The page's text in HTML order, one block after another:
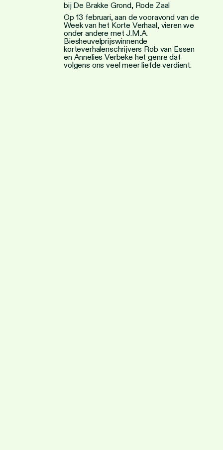
bij De Brakke Grond, Rode Zaal
Op 13 februari, aan de vooravond van de
Week van het Korte Verhaal, vieren we
onder andere met J.M.A.
Biesheuvelprijswinnende
korteverhalenschrijvers Rob van Essen
en Annelies Verbeke het genre dat
volgens ons veel meer liefde verdient.